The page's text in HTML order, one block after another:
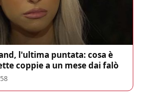
l'ultima puntata: cosa è
coppie a un mese dai falò